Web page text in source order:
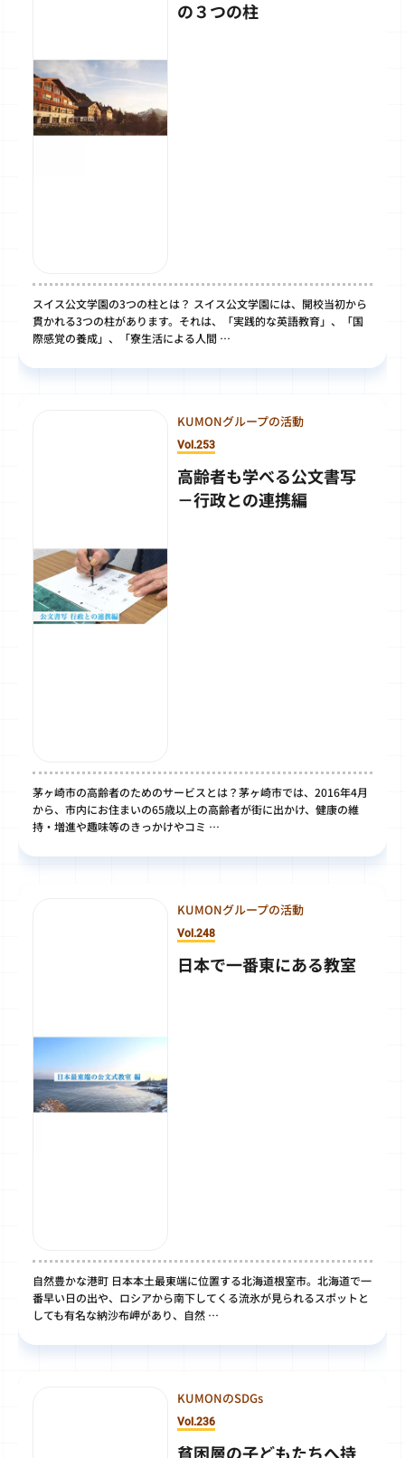
の３つの柱
スイス公文学園の3つの柱とは？ スイス公文学園には、開校当初から
貫かれる3つの柱があります。それは、「実践的な英語教育」、「国
際感覚の養成」、「寮生活による人間 …
KUMONグループの活動
Vol.253
高齢者も学べる公文書写
－行政との連携編
茅ヶ崎市の高齢者のためのサービスとは？茅ヶ崎市では、2016年4月
から、市内にお住まいの65歳以上の高齢者が街に出かけ、健康の維
持・増進や趣味等のきっかけやコミ …
KUMONグループの活動
Vol.248
日本で一番東にある教室
自然豊かな港町 日本本土最東端に位置する北海道根室市。北海道で一
番早い日の出や、ロシアから南下してくる流氷が見られるスポットと
しても有名な納沙布岬があり、自然 …
KUMONのSDGs
Vol.236
貧困層の子どもたちへ持